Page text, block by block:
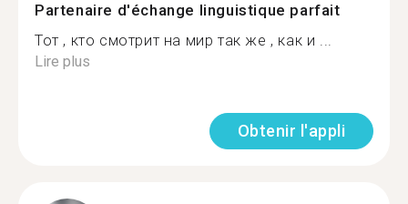
Partenaire d'échange linguistique parfait
Тот , кто смотрит на мир так же , как и ...
Lire plus
Obtenir l'appli